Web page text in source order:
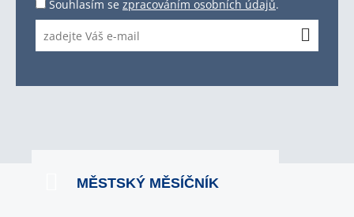
Souhlasím se zpracováním osobních údajů.
MĚSTSKÝ MĚSÍČNÍK